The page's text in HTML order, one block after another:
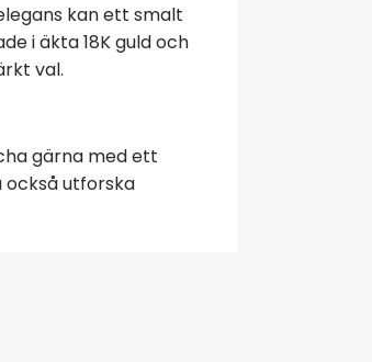
kan ett smalt
i äkta 18K guld och
val.
gärna med ett
också utforska